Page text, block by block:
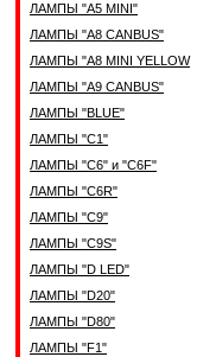
ЛАМПЫ "A5 MINI"
ЛАМПЫ "A8 CANBUS"
ЛАМПЫ "A8 MINI YELLOW
ЛАМПЫ "A9 CANBUS"
ЛАМПЫ "BLUE"
ЛАМПЫ "C1"
ЛАМПЫ "C6" и "C6F"
ЛАМПЫ "C6R"
ЛАМПЫ "C9"
ЛАМПЫ "C9S"
ЛАМПЫ "D LED"
ЛАМПЫ "D20"
ЛАМПЫ "D80"
ЛАМПЫ "F1"